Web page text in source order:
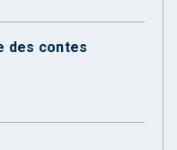
des contes